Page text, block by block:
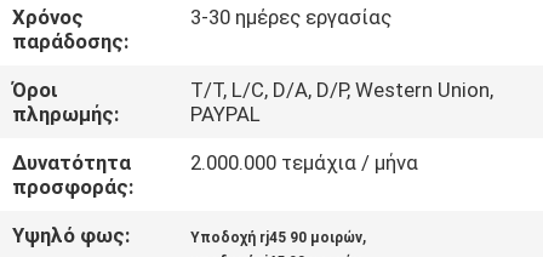
SHOW
SITEMAP
PRIVACY
POLICY
Χρόνος
παράδοσης:
3-30 ημέρες εργασίας
Όροι
πληρωμής:
T/T, L/C, D/A, D/P, Western Union,
PAYPAL
Δυνατότητα
προσφοράς:
2.000.000 τεμάχια / μήνα
Υψηλό φως: Υποδοχή rj45 90 μοιρών,